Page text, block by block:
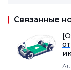
Связанные